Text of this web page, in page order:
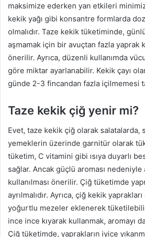
maksimize ederken yan etkileri
kekik yağı gibi konsantre formlarda
olmalıdır. Taze kekik tüketiminde,
aşmamak için bir avuçtan fazla yaprak
önerilir. Ayrıca, düzenli kullanımda
göre miktar ayarlanabilir. Kekik çayı
günde 2-3 fincandan fazla içilmemesi
Taze kekik çiğ yenir mi?
Evet, taze kekik çiğ olarak salatalarda,
yemeklerin üzerinde garnitür olarak
tüketim, C vitamini gibi ısıya duyarlı
sağlar. Ancak güçlü aroması nedeniyle
kullanılması önerilir. Çiğ tüketimde
ayrılmalıdır. Ayrıca, çiğ kekik
yoğurtlu mezeler eklenerek
ince ince kıyarak kullanmak, aromayı
Çiğ tüketimde, yaprakların iyice